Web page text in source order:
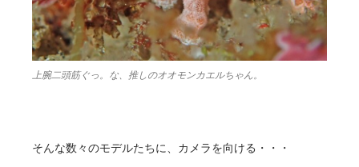
上腕二頭筋ぐっ。な、推しのオオモンカエルちゃん。
そんな数々のモデルたちに、カメラを向ける・・・